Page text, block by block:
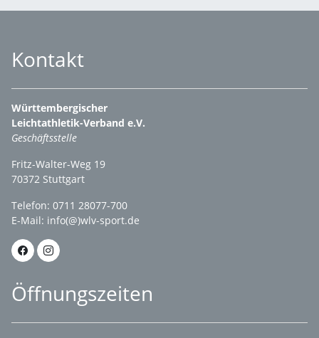
Kontakt
Württembergischer
Leichtathletik-Verband e.V.
Geschäftsstelle
Fritz-Walter-Weg 19
70372 Stuttgart
Telefon: 0711 28077-700
E-Mail: info(@)wlv-sport.de
Öffnungszeiten